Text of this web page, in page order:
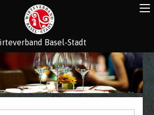
Basel-Stadt